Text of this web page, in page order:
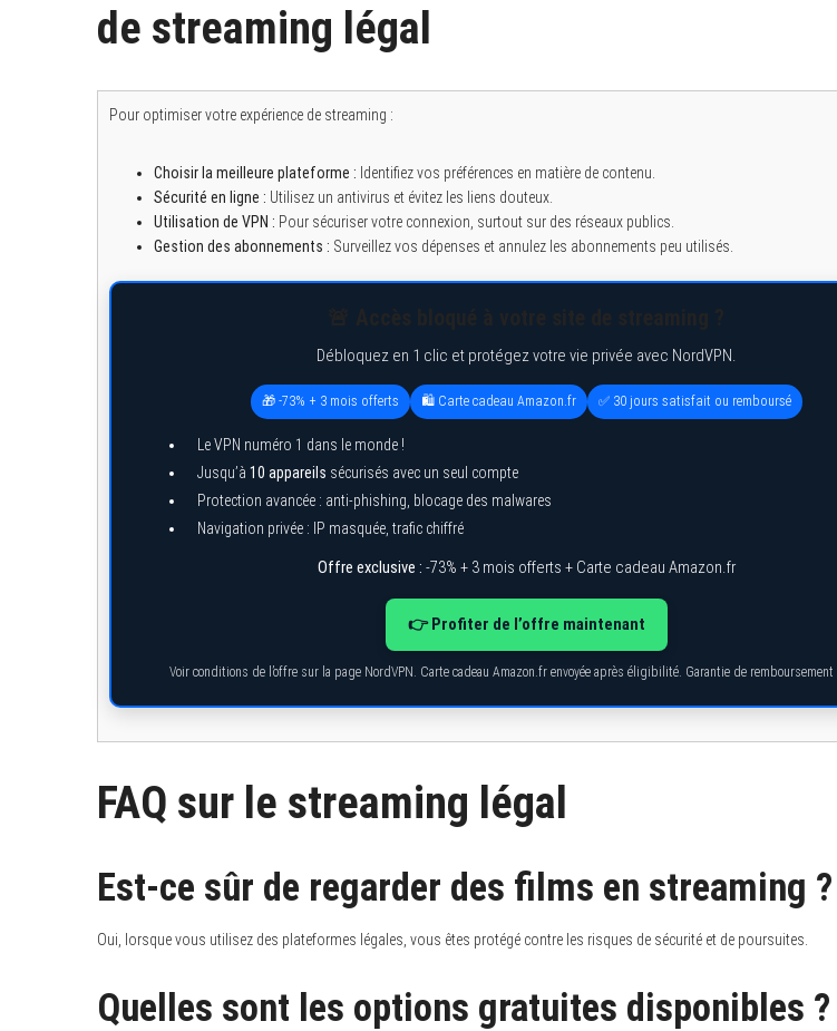
de streaming légal
Pour optimiser votre expérience de streaming :
Choisir la meilleure plateforme : Identifiez vos préférences en matière de contenu.
Sécurité en ligne : Utilisez un antivirus et évitez les liens douteux.
Utilisation de VPN : Pour sécuriser votre connexion, surtout sur des réseaux publics.
Gestion des abonnements : Surveillez vos dépenses et annulez les abonnements peu utilisés.
Débloquez en 1 clic et protégez votre vie privée avec NordVPN.
🎁 -73% + 3 mois offerts 🛍️ Carte cadeau Amazon.fr ✅ 30 jours satisfait ou remboursé
Le VPN numéro 1 dans le monde !
Jusqu’à 10 appareils sécurisés avec un seul compte
Protection avancée : anti-phishing, blocage des malwares
Navigation privée : IP masquée, trafic chiffré
Offre exclusive : -73% + 3 mois offerts + Carte cadeau Amazon.fr
👉 Profiter de l’offre maintenant
Voir conditions de l’offre sur la page NordVPN. Carte cadeau Amazon.fr envoyée après éligibilité. Garantie de remboursement
FAQ sur le streaming légal
Est-ce sûr de regarder des films en streaming ?
Oui, lorsque vous utilisez des plateformes légales, vous êtes protégé contre les risques de sécurité et de poursuites.
Quelles sont les options gratuites disponibles ?